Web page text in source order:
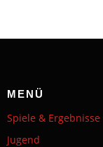
MENÜ
Spiele & Ergebnisse
Jugend